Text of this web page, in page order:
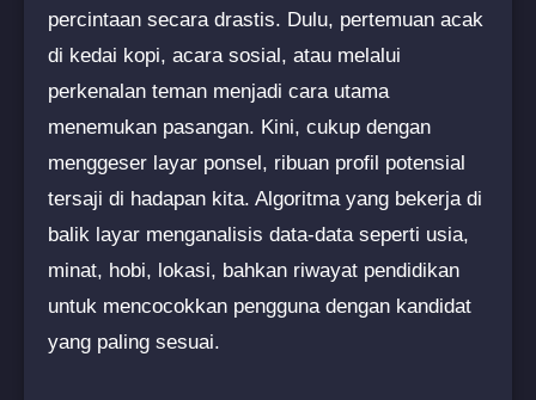
percintaan secara drastis. Dulu, pertemuan acak
di kedai kopi, acara sosial, atau melalui
perkenalan teman menjadi cara utama
menemukan pasangan. Kini, cukup dengan
menggeser layar ponsel, ribuan profil potensial
tersaji di hadapan kita. Algoritma yang bekerja di
balik layar menganalisis data-data seperti usia,
minat, hobi, lokasi, bahkan riwayat pendidikan
untuk mencocokkan pengguna dengan kandidat
yang paling sesuai.